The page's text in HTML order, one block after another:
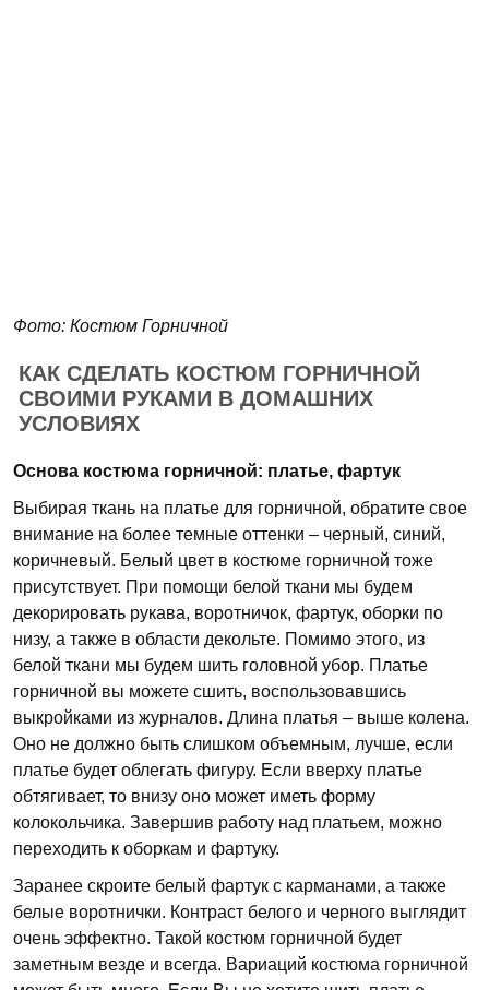
Фото: Костюм Горничной
КАК СДЕЛАТЬ КОСТЮМ ГОРНИЧНОЙ
СВОИМИ РУКАМИ В ДОМАШНИХ
УСЛОВИЯХ
Основа костюма горничной: платье, фартук
Выбирая ткань на платье для горничной, обратите свое
внимание на более темные оттенки – черный, синий,
коричневый. Белый цвет в костюме горничной тоже
присутствует. При помощи белой ткани мы будем
декорировать рукава, воротничок, фартук, оборки по
низу, а также в области декольте. Помимо этого, из
белой ткани мы будем шить головной убор. Платье
горничной вы можете сшить, воспользовавшись
выкройками из журналов. Длина платья – выше колена.
Оно не должно быть слишком объемным, лучше, если
платье будет облегать фигуру. Если вверху платье
обтягивает, то внизу оно может иметь форму
колокольчика. Завершив работу над платьем, можно
переходить к оборкам и фартуку.
Заранее скроите белый фартук с карманами, а также
белые воротнички. Контраст белого и черного выглядит
очень эффектно. Такой костюм горничной будет
заметным везде и всегда. Вариаций костюма горничной